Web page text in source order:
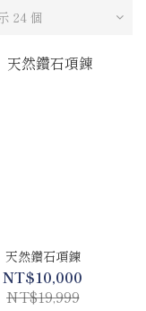
24 個
天然鑽石項鍊
NT$10,000
NT$19,999